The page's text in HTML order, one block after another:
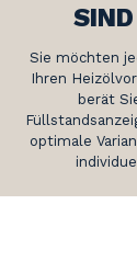
SIND
Sie möchten
Ihren
berät
optimale